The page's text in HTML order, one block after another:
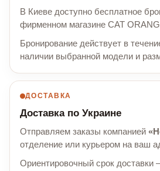
В Киеве доступно бесплатное
фирменном магазине CAT
Бронирование действует в
наличии выбранной модели и
ДОСТАВКА
Доставка по Украине
Отправляем заказы компанией
отделение или курьером на ваш
Ориентировочный срок доставки